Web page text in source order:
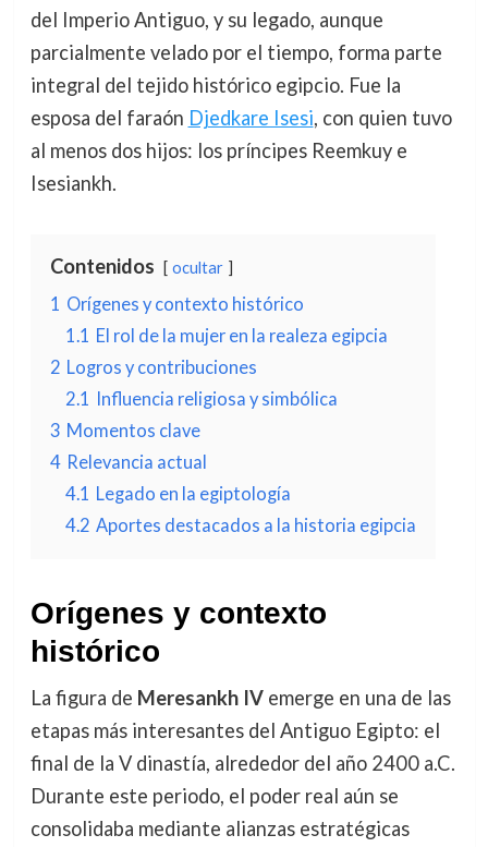
del Imperio Antiguo, y su legado, aunque
parcialmente velado por el tiempo, forma parte
integral del tejido histórico egipcio. Fue la
esposa del faraón Djedkare Isesi, con quien tuvo
al menos dos hijos: los príncipes Reemkuy e
Isesiankh.
Contenidos ocultar
1 Orígenes y contexto histórico
1.1 El rol de la mujer en la realeza egipcia
2 Logros y contribuciones
2.1 Influencia religiosa y simbólica
3 Momentos clave
4 Relevancia actual
4.1 Legado en la egiptología
4.2 Aportes destacados a la historia egipcia
Orígenes y contexto
histórico
La figura de Meresankh IVemerge en una de las
etapas más interesantes del Antiguo Egipto: el
final de la V dinastía, alrededor del año 2400 a.C.
Durante este periodo, el poder real aún se
consolidaba mediante alianzas estratégicas